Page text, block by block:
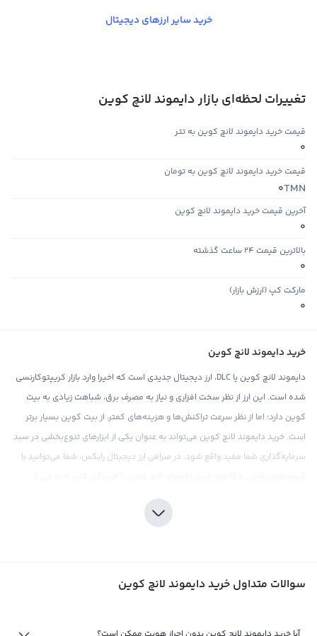
خرید سایر ارزهای دیجیتال
تغییرات لحظه‌ای بازار دایموند لانچ کوین
قیمت خرید دایموند لانچ کوین به تتر
0
قیمت خرید دایموند لانچ کوین به تومان
TMN
0
آخرین قیمت خرید دایموند لانچ کوین
0
بالاترین قیمت ۲۴ ساعت گذشته
0
مارکت کپ (ارزش بازار)
0
خرید دایموند لانچ کوین
دایموند لانچ کوین یا DLC، ارز دیجیتال جدیدی است که اخیرا وارد بازار کریپتوکارنسی
شده است. این ارز از نظر سخت افزاری و نیاز به مصرف برق، شباهت زیادی به بیت
کوین دارد؛ اما از نظر سرعت تراکنش‌ها و هزینه‌های کمتر، از بیت کوین بسیار برتر
است. خرید دایموند لانچ کوین می‌تواند به عنوان یکی از ابزارهای تنوع‌بخشی در سبد
سرمایه‌گذاری شما مفید واقع شود. در صرافی ارز دیجیتال رابکس، شما می‌توانید با
سرمایه خود را در این ارز جدید سرمایه‌گذاری کنید.
با توجه به جذابیت قیمتی و ویژگی‌های منحصربه‌فرد دایموند لانچ کوین، می‌تواند
این دیجیتال لانچ کوین با توجه به نوسانات قیمتی و نوید های منفی از سوی برخی
سوالات متداول خرید دایموند لانچ کوین